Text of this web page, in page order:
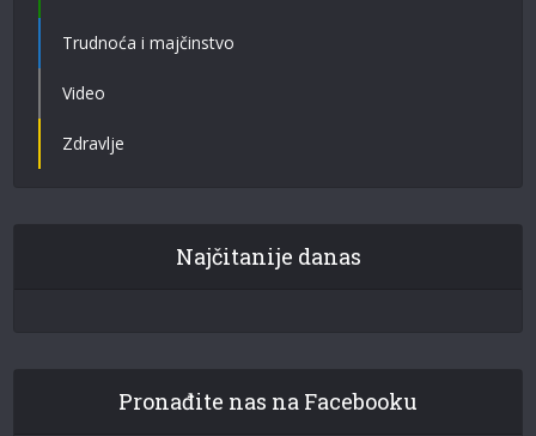
Trudnoća i majčinstvo
Video
Zdravlje
Najčitanije danas
Pronađite nas na Facebooku